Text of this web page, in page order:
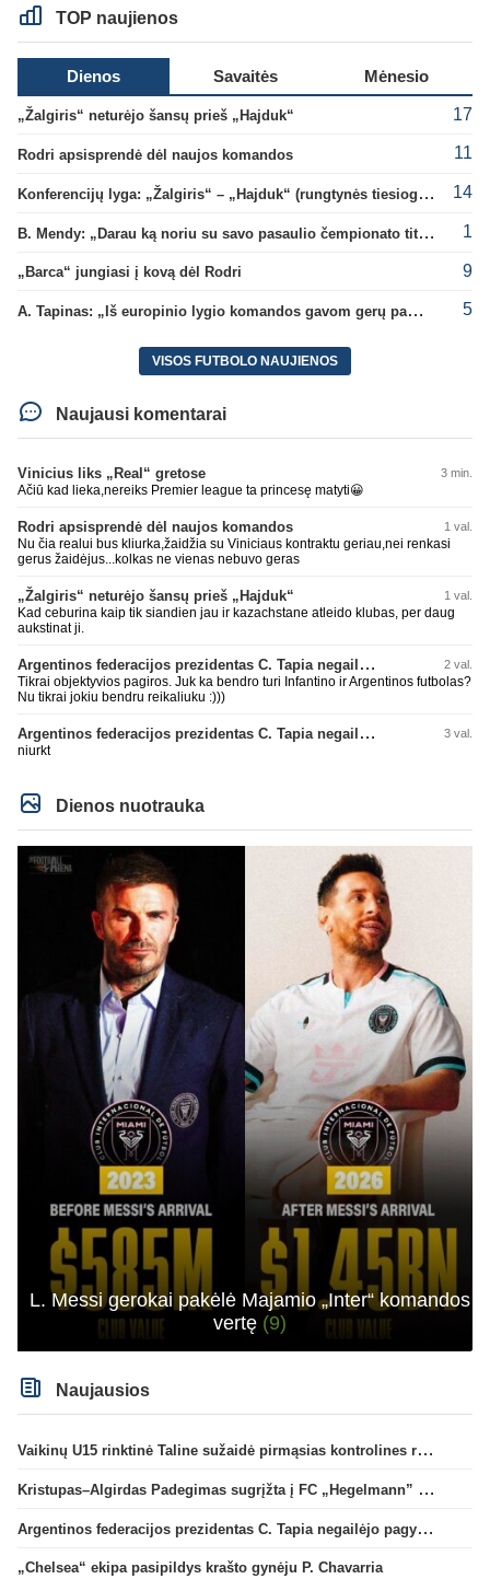
TOP naujienos
Dienos Savaitės Mėnesio
„Žalgiris“ neturėjo šansų prieš „Hajduk“ 17
Rodri apsisprendė dėl naujos komandos 11
Konferencijų lyga: „Žalgiris“ – „Hajduk“ (rungtynės tiesiogiai) 14
B. Mendy: „Darau ką noriu su savo pasaulio čempionato titulu“ 1
„Barca“ jungiasi į kovą dėl Rodri 9
A. Tapinas: „Iš europinio lygio komandos gavom gerų pamokų“ 5
VISOS FUTBOLO NAUJIENOS
Naujausi komentarai
Vinicius liks „Real“ gretose 3 min.
Ačiū kad lieka,nereiks Premier league ta princesę matyti😀
Rodri apsisprendė dėl naujos komandos 1 val.
Nu čia realui bus kliurka,žaidžia su Viniciaus kontraktu geriau,nei renkasi
gerus žaidėjus...kolkas ne vienas nebuvo geras
„Žalgiris“ neturėjo šansų prieš „Hajduk“ 1 val.
Kad ceburina kaip tik siandien jau ir kazachstane atleido klubas, per daug
aukstinat ji.
Argentinos federacijos prezidentas C. Tapia negailėjo pagyrų G. Infantino 2 val.
Tikrai objektyvios pagiros. Juk ka bendro turi Infantino ir Argentinos futbolas?
Nu tikrai jokiu bendru reikaliuku :)))
Argentinos federacijos prezidentas C. Tapia negailėjo pagyrų G. Infantino 3 val.
niurkt
Dienos nuotrauka
L. Messi gerokai pakėlė Majamio „Inter“ komandos
vertę (9)
Naujausios
Vaikinų U15 rinktinė Taline sužaidė pirmąsias kontrolines rungtynes
Kristupas–Algirdas Padegimas sugrįžta į FC „Hegelmann” B sudėtį
Argentinos federacijos prezidentas C. Tapia negailėjo pagyrų G. Infantino
„Chelsea“ ekipa pasipildys krašto gynėju P. Chavarria